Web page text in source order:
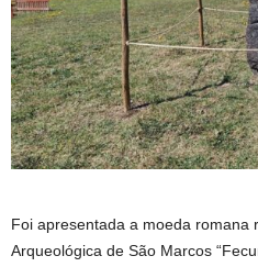
Foi apresentada a moeda romana
Arqueológica de São Marcos